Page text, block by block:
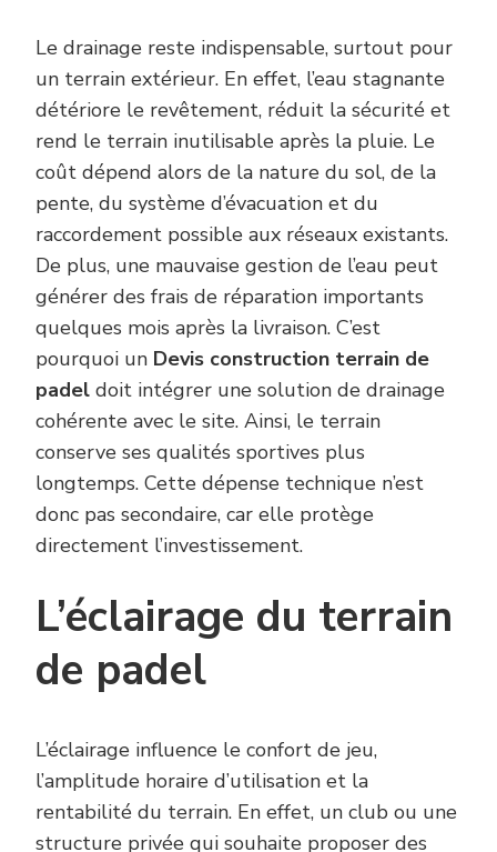
Le drainage reste indispensable, surtout pour
un terrain extérieur. En effet, l’eau stagnante
détériore le revêtement, réduit la sécurité et
rend le terrain inutilisable après la pluie. Le
coût dépend alors de la nature du sol, de la
pente, du système d’évacuation et du
raccordement possible aux réseaux existants.
De plus, une mauvaise gestion de l’eau peut
générer des frais de réparation importants
quelques mois après la livraison. C’est
pourquoi un Devis construction terrain de
padel doit intégrer une solution de drainage
cohérente avec le site. Ainsi, le terrain
conserve ses qualités sportives plus
longtemps. Cette dépense technique n’est
donc pas secondaire, car elle protège
directement l’investissement.
L’éclairage du terrain
de padel
L’éclairage influence le confort de jeu,
l’amplitude horaire d’utilisation et la
rentabilité du terrain. En effet, un club ou une
structure privée qui souhaite proposer des